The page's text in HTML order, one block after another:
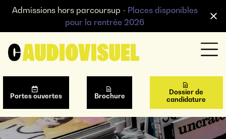
Admissions hors parcoursup - Places disponibles
pour la rentrée 2026
Portes ouvertes Brochure
Dossier de
candidature